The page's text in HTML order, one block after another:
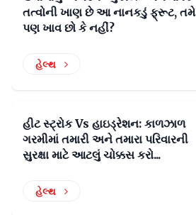
તત્વોની ખાણ છે આ નાનકડું ફ્રૂટ, તમે
પણ ખાવ છો કે નહીં?
હેલ્થ
હીટ સ્ટ્રોક Vs હાઇડ્રેશન: કાળઝાળ
ગરમીમાં તમારી અને તમારા પરિવારની
સુરક્ષા માટે આટલું ચોક્કસ કરો...
હેલ્થ